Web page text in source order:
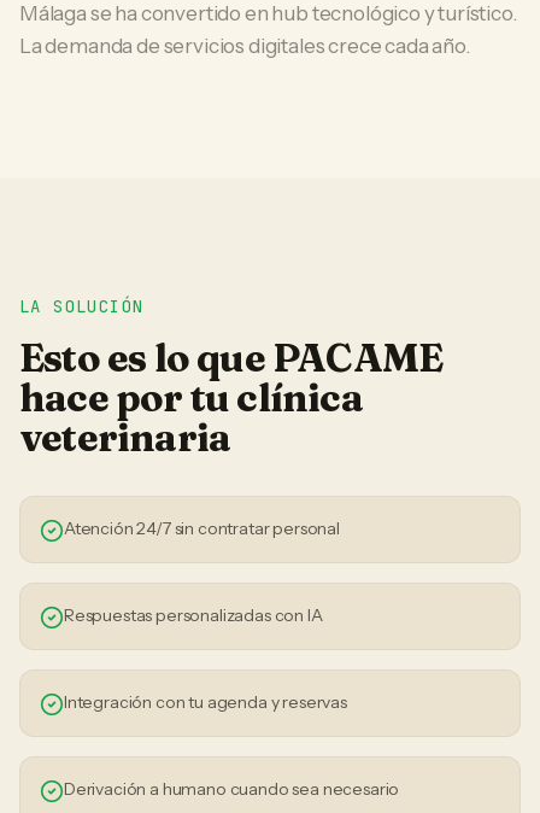
Málaga se ha convertido en hub tecnológico y turístico.
La demanda de servicios digitales crece cada año.
LA SOLUCIÓN
Esto es lo que PACAME
hace por tuclínica
veterinaria
Atención 24/7 sin contratar personal
Respuestas personalizadas con IA
Integración con tu agenda y reservas
Derivación a humano cuando sea necesario